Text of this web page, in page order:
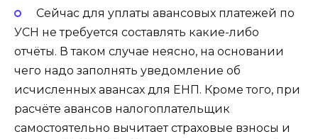
Сейчас для уплаты авансовых платежей по
УСН не требуется составлять какие-либо
отчёты. В таком случае неясно, на основании
чего надо заполнять уведомление об
исчисленных авансах для ЕНП. Кроме того, при
расчёте авансов налогоплательщик
самостоятельно вычитает страховые взносы и